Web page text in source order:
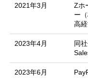
2021年3月
Zホ
ー
高経
2023年4月
同
2023年6月